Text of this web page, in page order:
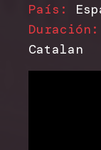
País:
Duración:
Catalan